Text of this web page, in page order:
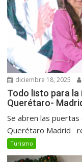
diciembre 18, 2025
Todo listo para la
Querétaro-
Se abren las
Querétaro Madrid
Turismo